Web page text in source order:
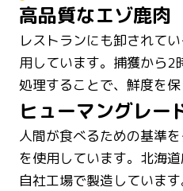
高品質なエゾ鹿肉
レストランにも卸されて
用しています。捕獲から2
処理することで、鮮度を保
ヒューマングレー
人間が食べるための基準
を使用しています。北海
自社工場で製造しています